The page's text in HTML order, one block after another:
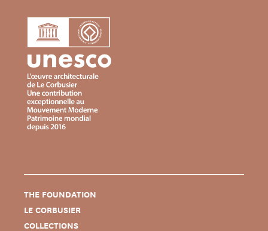
THE FOUNDATION
LE CORBUSIER
COLLECTIONS